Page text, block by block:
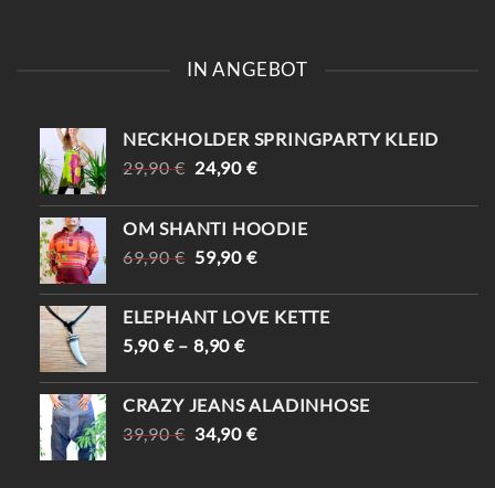
IN ANGEBOT
NECKHOLDER SPRINGPARTY KLEID
29,90€ URSPRÜNGLICHER
WAR:
29,90 €
24,90 €AKTUELLER
IST:
24,90 €.
OM SHANTI HOODIE
69,90€ URSPRÜNGLICHER
69,90 €
59,90 €AKTUELLER
59,90 €.
ELEPHANT LOVE KETTE
5,90 €–8,90€
CRAZY JEANS ALADINHOSE
39,90€ URSPRÜNGLICHER
34,90 €AKTUELLER